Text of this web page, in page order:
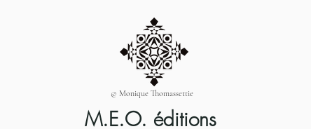
© Monique Thomassettie
M.E.O. éditions